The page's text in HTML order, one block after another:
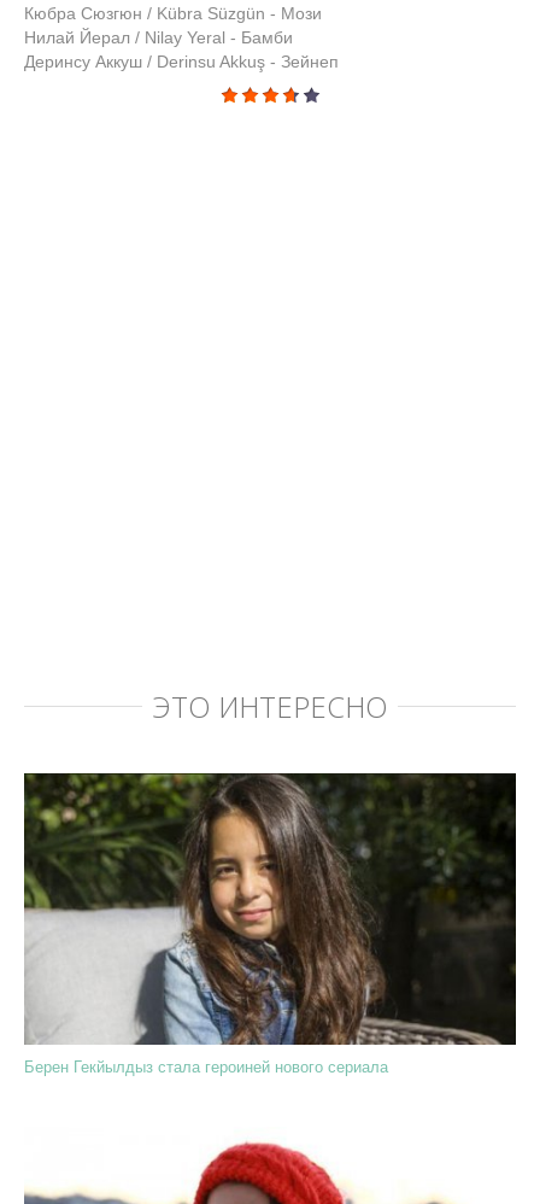
Кюбра Сюзгюн / Kübra Süzgün - Мози
Нилай Йерал / Nilay Yeral - Бамби
Деринсу Аккуш / Derinsu Akkuş - Зейнеп
ЭТО ИНТЕРЕСНО
Берен Гекйылдыз стала героиней нового сериала